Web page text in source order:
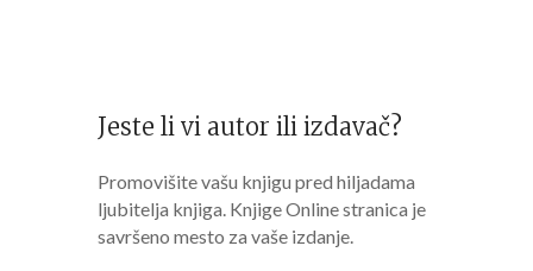
Jeste li vi autor ili izdavač?
Promovišite vašu knjigu pred hiljadama
ljubitelja knjiga. Knjige Online stranica je
savršeno mesto za vaše izdanje.